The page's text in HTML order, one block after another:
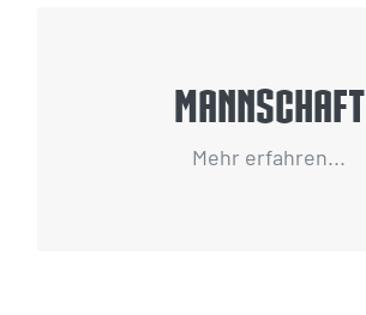
Mannschaft
Mehr erfahren...